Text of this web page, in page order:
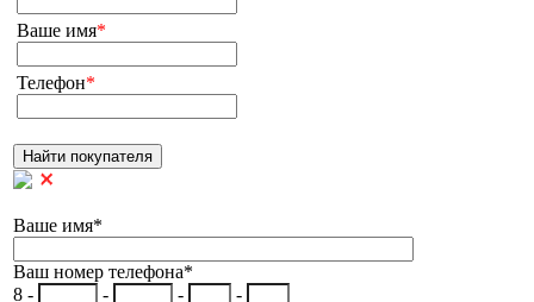
Ваше имя*
Телефон*
Ваше имя*
Ваш номер телефона*
8 -
- -
-